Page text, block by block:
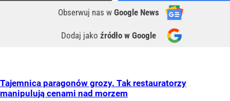
Obserwuj nas w Google News
Dodaj jako źródło w Google
Tajemnica paragonów grozy. Tak restauratorzy
manipulują cenami nad morzem